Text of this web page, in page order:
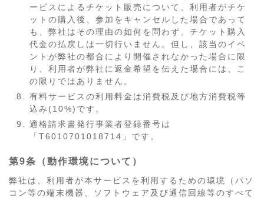
ービスによるチケット販売について、利用者がチケ
ットの購入後、参加をキャンセルした場合であって
も、弊社はその理由の如何を問わず、チケット購入
代金の払戻しは一切行いません。但し、該当のイベ
ントが弊社の都合により開催されなかった場合に限
り、利用者が弊社に返金希望を伝えた場合には、こ
の限りではありません。
有料サービスの利用料金は消費税及び地方消費税等
込み(10%)です。
適格請求書発行事業者登録番号は
「T6010701018714」です。
第9条（動作環境について）
弊社は、利用者が本サービスを利用するための環境（パソ
コン等の端末機器、ソフトウェア及び通信回線等のすべて